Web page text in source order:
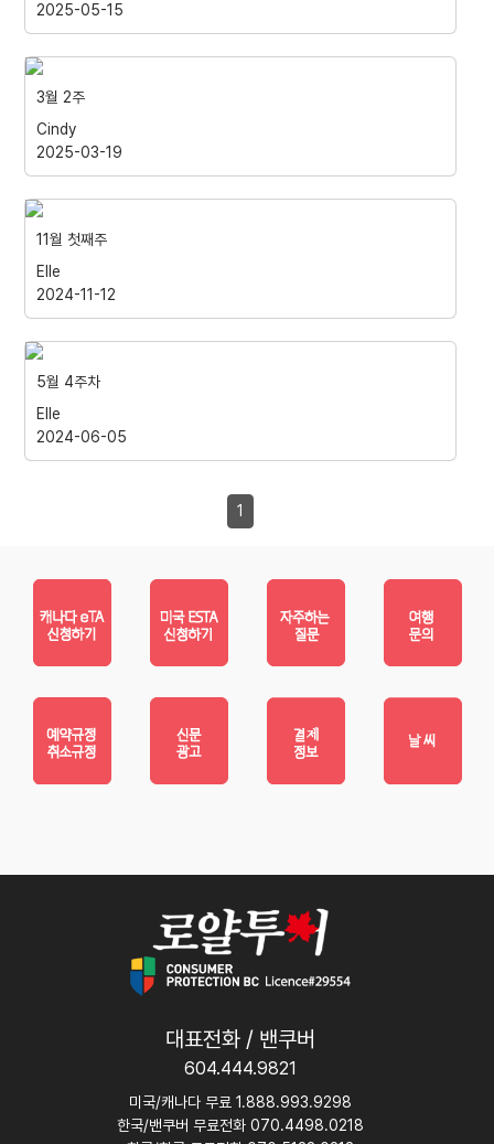
2025-05-15
3월 2주
Cindy
2025-03-19
11월 첫째주
Elle
2024-11-12
5월 4주차
Elle
2024-06-05
1
대표전화 / 밴쿠버
604.444.9821
미국/캐나다 무료 1.888.993.9298
한국/밴쿠버 무료전화 070.4498.0218